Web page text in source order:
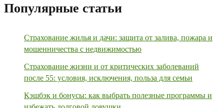
Популярные статьи
Страхование жилья и дачи: защита от залива, пожара и
мошенничества с недвижимостью
Страхование жизни и от критических заболеваний
после 55: условия, исключения, польза для семьи
Кэшбэк и бонусы: как выбрать полезные программы и